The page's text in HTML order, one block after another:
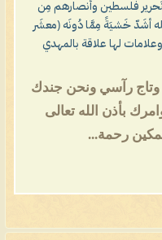
فلسطين وأنصارهم مِن
أشَدّ خَشيَةً مِمَّا دُونَه (معشَر
لها علاقة بالمهدي
وتاج رآسي ونحن جندك
بأذن الله تعالى
رحمة...